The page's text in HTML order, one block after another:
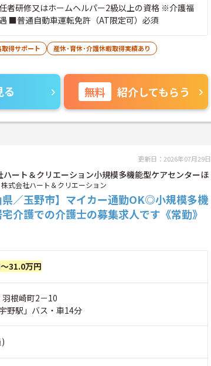
者研修又はホームヘルパー2級以上の資格 ※介護福
■普通自動車運転免許（AT限定可）必須
取得サポート
産休･育休･介護休暇取得実績あり
る 無料 紹介してもらう
更新日：2026年07月29日
ハート＆クリエーション小規模多機能型ケアセンターほ
株式会社ハート＆クリエーション
県／玉野市】マイカー通勤OK◎小規模多機
介護での介護士の募集求人です《常勤》
31.0万円
根崎町2－10
野駅」バス・車14分